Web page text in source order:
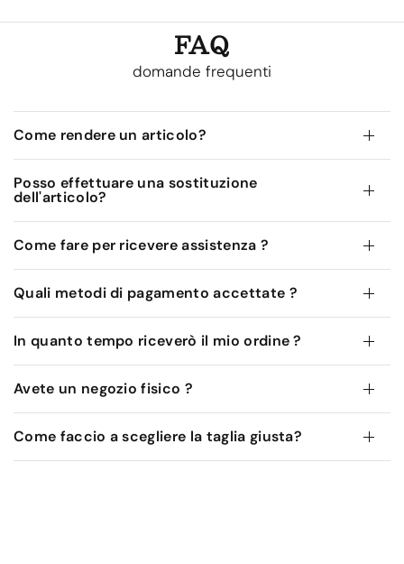
FAQ
domande frequenti
Come rendere un articolo?
Posso effettuare una sostituzione
dell'articolo?
Come fare per ricevere assistenza ?
Quali metodi di pagamento accettate ?
In quanto tempo riceverò il mio ordine ?
Avete un negozio fisico ?
Come faccio a scegliere la taglia giusta?